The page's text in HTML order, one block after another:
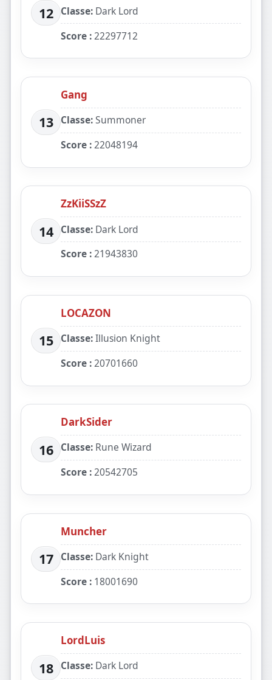
12 Classe: Dark Lord
Score :22297712
13
Gang
Classe:Summoner
Score :22048194
14
ZzKiiSSzZ
Classe: Dark Lord
Score :21943830
15
LOCAZON
Classe:Illusion Knight
Score :20701660
16
DarkSider
Classe: Rune Wizard
Score :20542705
17
Muncher
Classe: Dark Knight
Score : 18001690
18
LordLuis
Classe: Dark Lord